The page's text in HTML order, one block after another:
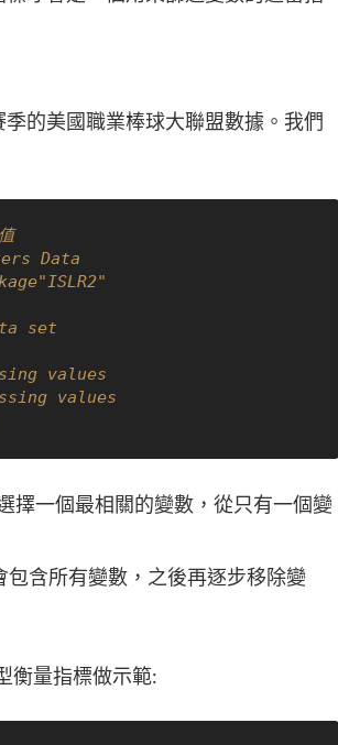
的美國職業棒球大聯盟數據。我們
Data
set
values
values
擇一個最相關的變數，從只有一個變
包含所有變數，之後再逐步移除變
衡量指標做示範: